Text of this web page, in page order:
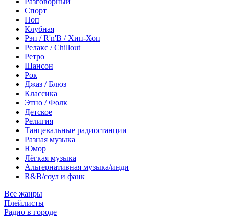
Спорт
Поп
Клубная
Рэп / R'n'B / Хип-Хоп
Релакс / Chillout
Ретро
Шансон
Рок
Джаз / Блюз
Классика
Этно / Фолк
Детское
Религия
Танцевальные радиостанции
Разная музыка
Юмор
Лёгкая музыка
Альтернативная музыка/инди
R&B/cоул и фанк
Все жанры
Плейлисты
Радио в городе